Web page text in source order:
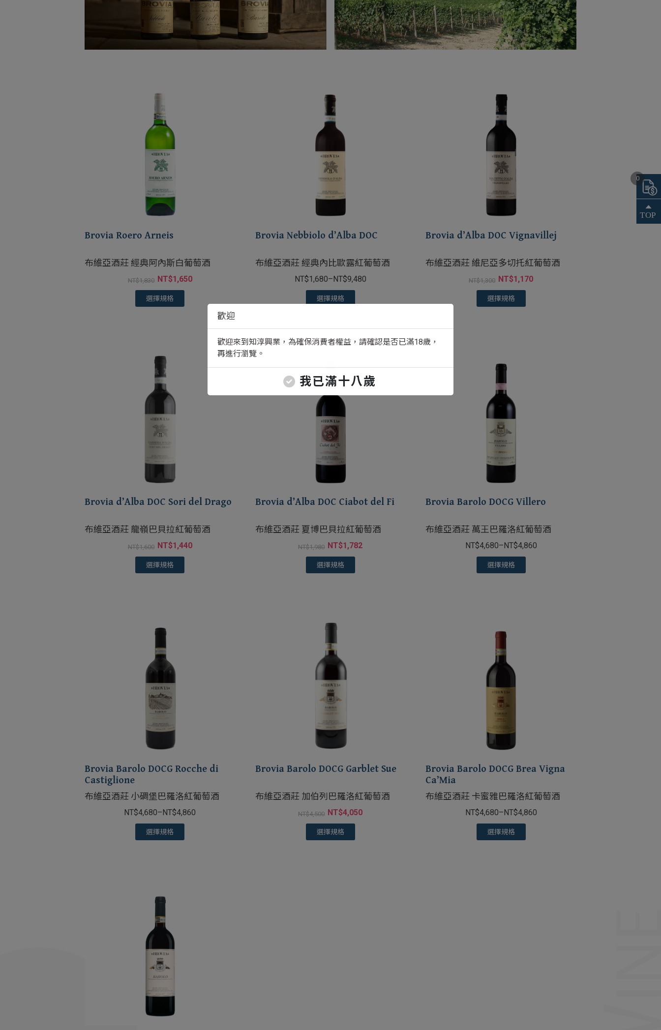
歡迎
歡迎來到知淳興業，為確保消費者權益，請確認是否已滿18歲，
再進行瀏覽。
我已滿十八歲
Brovia Roero Arneis
布維亞酒莊 經典阿內斯白葡萄酒
NT$1,830 NT$1,650
選擇規格
Brovia Nebbiolo d’Alba DOC
布維亞酒莊 經典內比歐露紅葡萄酒
NT$1,680–NT$9,480
選擇規格
Brovia d’Alba DOC Vignavillej
布維亞酒莊 維尼亞多切托紅葡萄酒
NT$1,300 NT$1,170
選擇規格
Brovia d’Alba DOC Sori del Drago
布維亞酒莊 龍嶺巴貝拉紅葡萄酒
NT$1,600 NT$1,440
選擇規格
Brovia d’Alba DOC Ciabot del Fi
布維亞酒莊 夏博巴貝拉紅葡萄酒
NT$1,980 NT$1,782
選擇規格
Brovia Barolo DOCG Villero
布維亞酒莊 萬王巴羅洛紅葡萄酒
NT$4,680– NT$4,860
選擇規格
Brovia Barolo DOCG Rocche di
Castiglione
布維亞酒莊 小碉堡巴羅洛紅葡萄酒
NT$4,680–NT$4,860
選擇規格
Brovia Barolo DOCG Garblet Sue
布維亞酒莊 加伯列巴羅洛紅葡萄酒
NT$4,500 NT$4,050
選擇規格
Brovia Barolo DOCG Brea Vigna
Ca’Mia
布維亞酒莊 卡蜜雅巴羅洛紅葡萄酒
NT$4,680–NT$4,860
選擇規格
0